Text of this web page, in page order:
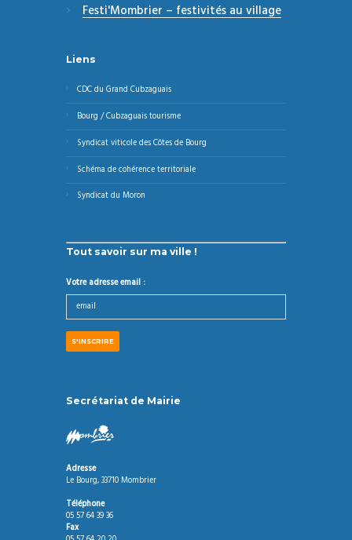
Festi'Mombrier – festivités au village
Liens
CDC du Grand Cubzaguais
Bourg / Cubzaguais tourisme
Syndicat viticole des Côtes de Bourg
Schéma de cohérence territoriale
Syndicat du Moron
Tout savoir sur ma ville !
Votre adresse email :
Secrétariat de Mairie
Adresse
Le Bourg, 33710 Mombrier
Téléphone
05 57 64 39 36
Fax